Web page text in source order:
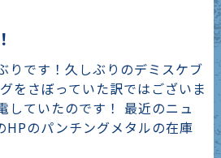
です！久しぶりのデミスケブ
をさぼっていた訳ではございま
していたのです！ 最近のニュ
HPのパンチングメタルの在庫